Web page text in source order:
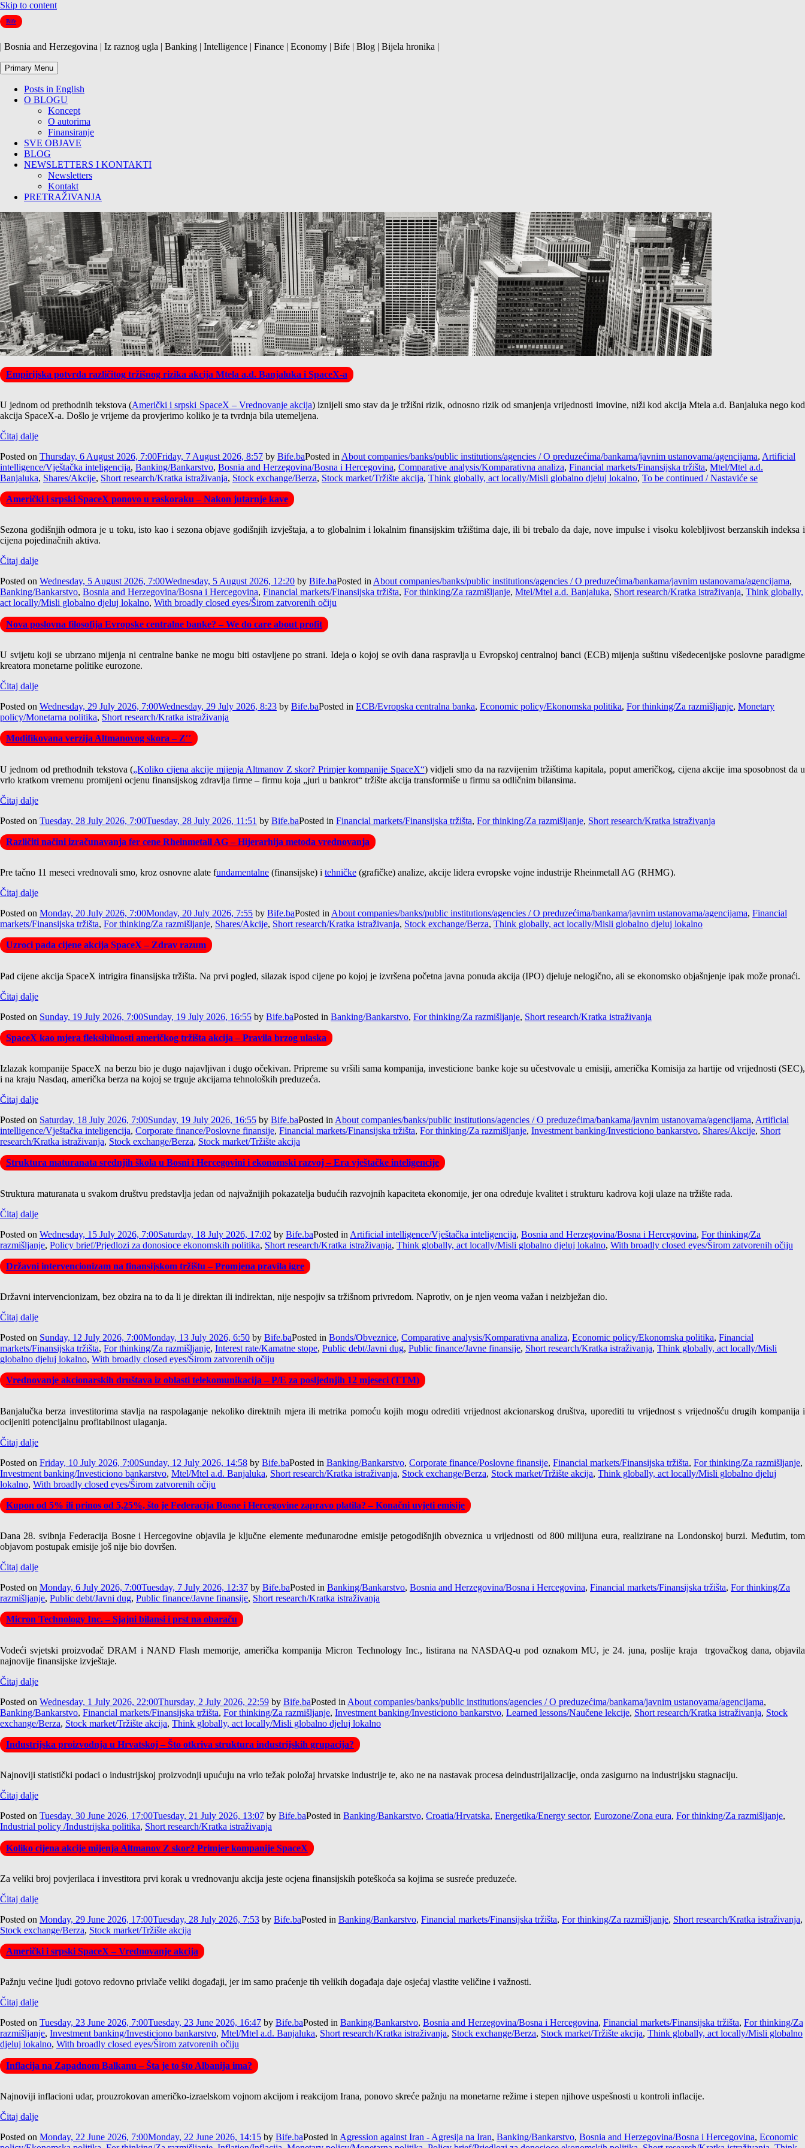
Skip to content
Bife
| Bosnia and Herzegovina | Iz raznog ugla | Banking | Intelligence | Finance | Economy | Bife | Blog | Bijela hronika |
Primary Menu
Posts in English
O BLOGU
Koncept
O autorima
Finansiranje
SVE OBJAVE
BLOG
NEWSLETTERS I KONTAKTI
Newsletters
Kontakt
PRETRAŽIVANJA
Empirijska potvrda različitog tržišnog rizika akcija Mtela a.d. Banjaluka i SpaceX-a
U jednom od prethodnih tekstova (Američki i srpski SpaceX – Vrednovanje akcija) iznijeli smo stav da je tržišni rizik, odnosno rizik od smanjenja vrijednosti imovine, niži kod akcija Mtela a.d. Banjaluka nego kod
akcija SpaceX-a. Došlo je vrijeme da provjerimo koliko je ta tvrdnja bila utemeljena.
Čitaj dalje
Posted on Thursday, 6 August 2026, 7:00Friday, 7 August 2026, 8:57 by Bife.baPosted in About companies/banks/public institutions/agencies / O preduzećima/bankama/javnim ustanovama/agencijama, Artificial
intelligence/Vještačka inteligencija, Banking/Bankarstvo, Bosnia and Herzegovina/Bosna i Hercegovina, Comparative analysis/Komparativna analiza, Financial markets/Finansijska tržišta, Mtel/Mtel a.d.
Banjaluka, Shares/Akcije, Short research/Kratka istraživanja, Stock exchange/Berza, Stock market/Tržište akcija, Think globally, act locally/Misli globalno djeluj lokalno, To be continued / Nastaviće se
Američki i srpski SpaceX ponovo u raskoraku – Nakon jutarnje kave
Sezona godišnjih odmora je u toku, isto kao i sezona objave godišnjih izvještaja, a to globalnim i lokalnim finansijskim tržištima daje, ili bi trebalo da daje, nove impulse i visoku kolebljivost berzanskih indeksa i
cijena pojedinačnih aktiva.
Čitaj dalje
Posted on Wednesday, 5 August 2026, 7:00Wednesday, 5 August 2026, 12:20 by Bife.baPosted inAbout companies/banks/public institutions/agencies / O preduzećima/bankama/javnim ustanovama/agencijama,
Banking/Bankarstvo, Bosnia and Herzegovina/Bosna i Hercegovina, Financial markets/Finansijska tržišta, For thinking/Za razmišljanje, Mtel/Mtel a.d. Banjaluka, Short research/Kratka istraživanja, Think globally,
act locally/Misli globalno djeluj lokalno, With broadly closed eyes/Širom zatvorenih očiju
Nova poslovna filosofija Evropske centralne banke? – We do care about profit
U svijetu koji se ubrzano mijenja ni centralne banke ne mogu biti ostavljene po strani. Ideja o kojoj se ovih dana raspravlja u Evropskoj centralnoj banci (ECB) mijenja suštinu višedecenijske poslovne paradigme
kreatora monetarne politike eurozone.
Čitaj dalje
Posted on Wednesday, 29 July 2026, 7:00Wednesday, 29 July 2026, 8:23 by Bife.baPosted in ECB/Evropska centralna banka, Economic policy/Ekonomska politika, For thinking/Za razmišljanje, Monetary
policy/Monetarna politika, Short research/Kratka istraživanja
Modifikovana verzija Altmanovog skora – Z′′
U jednom od prethodnih tekstova („Koliko cijena akcije mijenja Altmanov Z skor? Primjer kompanije SpaceX“) vidjeli smo da na razvijenim tržištima kapitala, poput američkog, cijena akcije ima sposobnost da u
vrlo kratkom vremenu promijeni ocjenu finansijskog zdravlja firme – firmu koja „juri u bankrot“ tržište akcija transformiše u firmu sa odličnim bilansima.
Čitaj dalje
Posted on Tuesday, 28 July 2026, 7:00Tuesday, 28 July 2026, 11:51 by Bife.baPosted in Financial markets/Finansijska tržišta, For thinking/Za razmišljanje, Short research/Kratka istraživanja
Različiti načini izračunavanja fer cene Rheinmetall AG – Hijerarhija metoda vrednovanja
Pre tačno 11 meseci vrednovali smo, kroz osnovne alate fundamentalne (finansijske) i tehničke (grafičke) analize, akcije lidera evropske vojne industrije Rheinmetall AG (RHMG).
Čitaj dalje
Posted on Monday, 20 July 2026, 7:00Monday, 20 July 2026, 7:55 by Bife.baPosted in About companies/banks/public institutions/agencies / O preduzećima/bankama/javnim ustanovama/agencijama, Financial
markets/Finansijska tržišta, For thinking/Za razmišljanje, Shares/Akcije, Short research/Kratka istraživanja, Stock exchange/Berza, Think globally, act locally/Misli globalno djeluj lokalno
Uzroci pada cijene akcija SpaceX – Zdrav razum
Pad cijene akcija SpaceX intrigira finansijska tržišta. Na prvi pogled, silazak ispod cijene po kojoj je izvršena početna javna ponuda akcija (IPO) djeluje nelogično, ali se ekonomsko objašnjenje ipak može pronaći.
Čitaj dalje
Posted on Sunday, 19 July 2026, 7:00Sunday, 19 July 2026, 16:55 by Bife.baPosted in Banking/Bankarstvo, For thinking/Za razmišljanje, Short research/Kratka istraživanja
SpaceX kao mjera fleksibilnosti američkog tržišta akcija – Pravila brzog ulaska
Izlazak kompanije SpaceX na berzu bio je dugo najavljivan i dugo očekivan. Pripreme su vršili sama kompanija, investicione banke koje su učestvovale u emisiji, američka Komisija za hartije od vrijednosti (SEC),
i na kraju Nasdaq, američka berza na kojoj se trguje akcijama tehnoloških preduzeća.
Čitaj dalje
Posted on Saturday, 18 July 2026, 7:00Sunday, 19 July 2026, 16:55 by Bife.baPosted in About companies/banks/public institutions/agencies / O preduzećima/bankama/javnim ustanovama/agencijama, Artificial
intelligence/Vještačka inteligencija, Corporate finance/Poslovne finansije, Financial markets/Finansijska tržišta, For thinking/Za razmišljanje, Investment banking/Investiciono bankarstvo, Shares/Akcije, Short
research/Kratka istraživanja, Stock exchange/Berza, Stock market/Tržište akcija
Struktura maturanata srednjih škola u Bosni i Hercegovini i ekonomski razvoj – Era vještačke inteligencije
Struktura maturanata u svakom društvu predstavlja jedan od najvažnijih pokazatelja budućih razvojnih kapaciteta ekonomije, jer ona određuje kvalitet i strukturu kadrova koji ulaze na tržište rada.
Čitaj dalje
Posted on Wednesday, 15 July 2026, 7:00Saturday, 18 July 2026, 17:02 by Bife.baPosted in Artificial intelligence/Vještačka inteligencija, Bosnia and Herzegovina/Bosna i Hercegovina, For thinking/Za
razmišljanje, Policy brief/Prjedlozi za donosioce ekonomskih politika, Short research/Kratka istraživanja, Think globally, act locally/Misli globalno djeluj lokalno, With broadly closed eyes/Širom zatvorenih očiju
Državni intervencionizam na finansijskom tržištu – Promjena pravila igre
Državni intervencionizam, bez obzira na to da li je direktan ili indirektan, nije nespojiv sa tržišnom privredom. Naprotiv, on je njen veoma važan i neizbježan dio.
Čitaj dalje
Posted on Sunday, 12 July 2026, 7:00Monday, 13 July 2026, 6:50 by Bife.baPosted in Bonds/Obveznice, Comparative analysis/Komparativna analiza, Economic policy/Ekonomska politika, Financial
markets/Finansijska tržišta, For thinking/Za razmišljanje, Interest rate/Kamatne stope, Public debt/Javni dug, Public finance/Javne finansije, Short research/Kratka istraživanja, Think globally, act locally/Misli
globalno djeluj lokalno, With broadly closed eyes/Širom zatvorenih očiju
Vrednovanje akcionarskih društava iz oblasti telekomunikacija – P/E za posljednjih 12 mjeseci (TTM)
Banjalučka berza investitorima stavlja na raspolaganje nekoliko direktnih mjera ili metrika pomoću kojih mogu odrediti vrijednost akcionarskog društva, uporediti tu vrijednost s vrijednošću drugih kompanija i
ocijeniti potencijalnu profitabilnost ulaganja.
Čitaj dalje
Posted on Friday, 10 July 2026, 7:00Sunday, 12 July 2026, 14:58 by Bife.baPosted in Banking/Bankarstvo, Corporate finance/Poslovne finansije, Financial markets/Finansijska tržišta, For thinking/Za razmišljanje,
Investment banking/Investiciono bankarstvo, Mtel/Mtel a.d. Banjaluka, Short research/Kratka istraživanja, Stock exchange/Berza, Stock market/Tržište akcija, Think globally, act locally/Misli globalno djeluj
lokalno, With broadly closed eyes/Širom zatvorenih očiju
Kupon od 5% ili prinos od 5,25%, što je Federacija Bosne i Hercegovine zapravo platila? – Konačni uvjeti emisije
Dana 28. svibnja Federacija Bosne i Hercegovine objavila je ključne elemente međunarodne emisije petogodišnjih obveznica u vrijednosti od 800 milijuna eura, realizirane na Londonskoj burzi. Međutim, tom
objavom postupak emisije još nije bio dovršen.
Čitaj dalje
Posted on Monday, 6 July 2026, 7:00Tuesday, 7 July 2026, 12:37 by Bife.baPosted in Banking/Bankarstvo, Bosnia and Herzegovina/Bosna i Hercegovina, Financial markets/Finansijska tržišta, For thinking/Za
razmišljanje, Public debt/Javni dug, Public finance/Javne finansije, Short research/Kratka istraživanja
Micron Technology Inc. – Sjajni bilansi i prst na obaraču
Vodeći svjetski proizvođač DRAM i NAND Flash memorije, američka kompanija Micron Technology Inc., listirana na NASDAQ-u pod oznakom MU, je 24. juna, poslije kraja trgovačkog dana, objavila
najnovije finansijske izvještaje.
Čitaj dalje
Posted on Wednesday, 1 July 2026, 22:00Thursday, 2 July 2026, 22:59 by Bife.baPosted in About companies/banks/public institutions/agencies / O preduzećima/bankama/javnim ustanovama/agencijama,
Banking/Bankarstvo, Financial markets/Finansijska tržišta, For thinking/Za razmišljanje, Investment banking/Investiciono bankarstvo, Learned lessons/Naučene lekcije, Short research/Kratka istraživanja, Stock
exchange/Berza, Stock market/Tržište akcija, Think globally, act locally/Misli globalno djeluj lokalno
Industrijska proizvodnja u Hrvatskoj – Što otkriva struktura industrijskih grupacija?
Najnoviji statistički podaci o industrijskoj proizvodnji upućuju na vrlo težak položaj hrvatske industrije te, ako ne na nastavak procesa deindustrijalizacije, onda zasigurno na industrijsku stagnaciju.
Čitaj dalje
Posted on Tuesday, 30 June 2026, 17:00Tuesday, 21 July 2026, 13:07 by Bife.baPosted in Banking/Bankarstvo, Croatia/Hrvatska, Energetika/Energy sector, Eurozone/Zona eura, For thinking/Za razmišljanje,
Industrial policy /Industrijska politika, Short research/Kratka istraživanja
Koliko cijena akcije mijenja Altmanov Z skor? Primjer kompanije SpaceX
Za veliki broj povjerilaca i investitora prvi korak u vrednovanju akcija jeste ocjena finansijskih poteškoća sa kojima se susreće preduzeće.
Čitaj dalje
Posted on Monday, 29 June 2026, 17:00Tuesday, 28 July 2026, 7:53 by Bife.baPosted in Banking/Bankarstvo, Financial markets/Finansijska tržišta, For thinking/Za razmišljanje, Short research/Kratka istraživanja,
Stock exchange/Berza, Stock market/Tržište akcija
Američki i srpski SpaceX – Vrednovanje akcija
Pažnju većine ljudi gotovo redovno privlače veliki događaji, jer im samo praćenje tih velikih događaja daje osjećaj vlastite veličine i važnosti.
Čitaj dalje
Posted on Tuesday, 23 June 2026, 7:00Tuesday, 23 June 2026, 16:47 by Bife.baPosted in Banking/Bankarstvo, Bosnia and Herzegovina/Bosna i Hercegovina, Financial markets/Finansijska tržišta, For thinking/Za
razmišljanje, Investment banking/Investiciono bankarstvo, Mtel/Mtel a.d. Banjaluka, Short research/Kratka istraživanja, Stock exchange/Berza, Stock market/Tržište akcija, Think globally, act locally/Misli globalno
djeluj lokalno, With broadly closed eyes/Širom zatvorenih očiju
Inflacija na Zapadnom Balkanu – Šta je to što Albanija ima?
Najnoviji inflacioni udar, prouzrokovan američko-izraelskom vojnom akcijom i reakcijom Irana, ponovo skreće pažnju na monetarne režime i stepen njihove uspešnosti u kontroli inflacije.
Čitaj dalje
Posted on Monday, 22 June 2026, 7:00Monday, 22 June 2026, 14:15 by Bife.baPosted in Agression against Iran - Agresija na Iran, Banking/Bankarstvo, Bosnia and Herzegovina/Bosna i Hercegovina, Economic